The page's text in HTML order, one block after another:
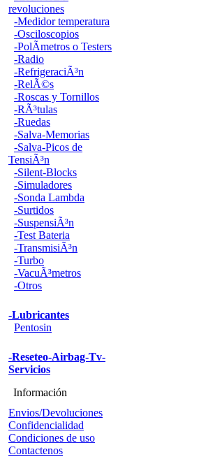
revoluciones
-Medidor temperatura
-Osciloscopios
-PolÃ­metros o Testers
-Radio
-RefrigeraciÃ³n
-RelÃ©s
-Roscas y Tornillos
-RÃ³tulas
-Ruedas
-Salva-Memorias
-Salva-Picos de
TensiÃ³n
-Silent-Blocks
-Simuladores
-Sonda Lambda
-Surtidos
-SuspensiÃ³n
-Test Bateria
-TransmisiÃ³n
-Turbo
-VacuÃ³metros
-Otros
-Lubricantes
Pentosin
-Reseteo-Airbag-Tv-
Servicios
Información
Envios/Devoluciones
Confidencialidad
Condiciones de uso
Contactenos